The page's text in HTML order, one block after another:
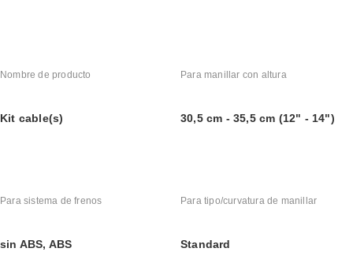
Nombre de producto
Kit cable(s)
Para manillar con altura
30,5 cm - 35,5 cm (12" - 14")
Para sistema de frenos
sin ABS, ABS
Para tipo/curvatura de manillar
Standard